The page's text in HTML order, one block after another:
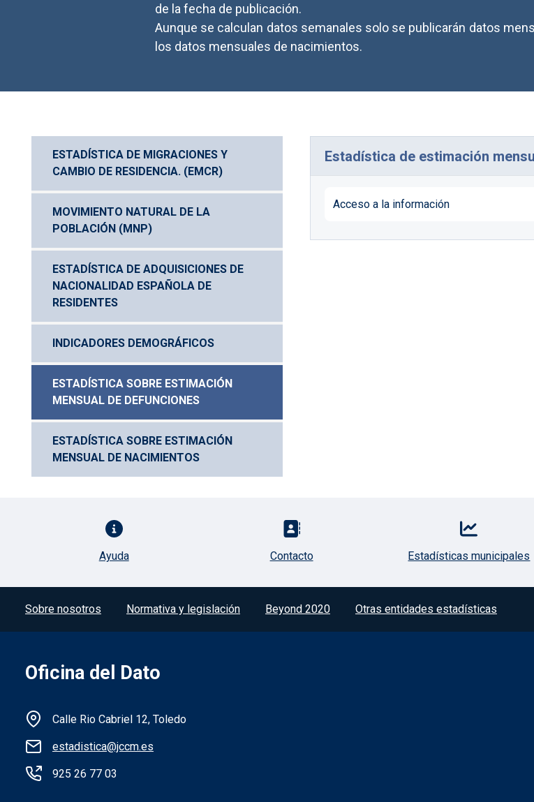
de la fecha de publicación.
Aunque se calculan datos semanales solo se publicarán datos
los datos mensuales de nacimientos.
ESTADÍSTICA DE MIGRACIONES Y
CAMBIO DE RESIDENCIA. (EMCR)
MOVIMIENTO NATURAL DE LA
POBLACIÓN (MNP)
ESTADÍSTICA DE ADQUISICIONES DE
NACIONALIDAD ESPAÑOLA DE
RESIDENTES
INDICADORES DEMOGRÁFICOS
ESTADÍSTICA SOBRE ESTIMACIÓN
MENSUAL DE DEFUNCIONES
ESTADÍSTICA SOBRE ESTIMACIÓN
MENSUAL DE NACIMIENTOS
Estadística de estimación
Acceso a la información
Ayuda Contacto Estadísticas municipales
Menú del pie
Sobre nosotros Normativa y legislación Beyond 2020 Otras entidades estadísticas
Oficina del Dato
Información de la institución
Calle Rio Cabriel 12, Toledo
estadistica@jccm.es
925 26 77 03